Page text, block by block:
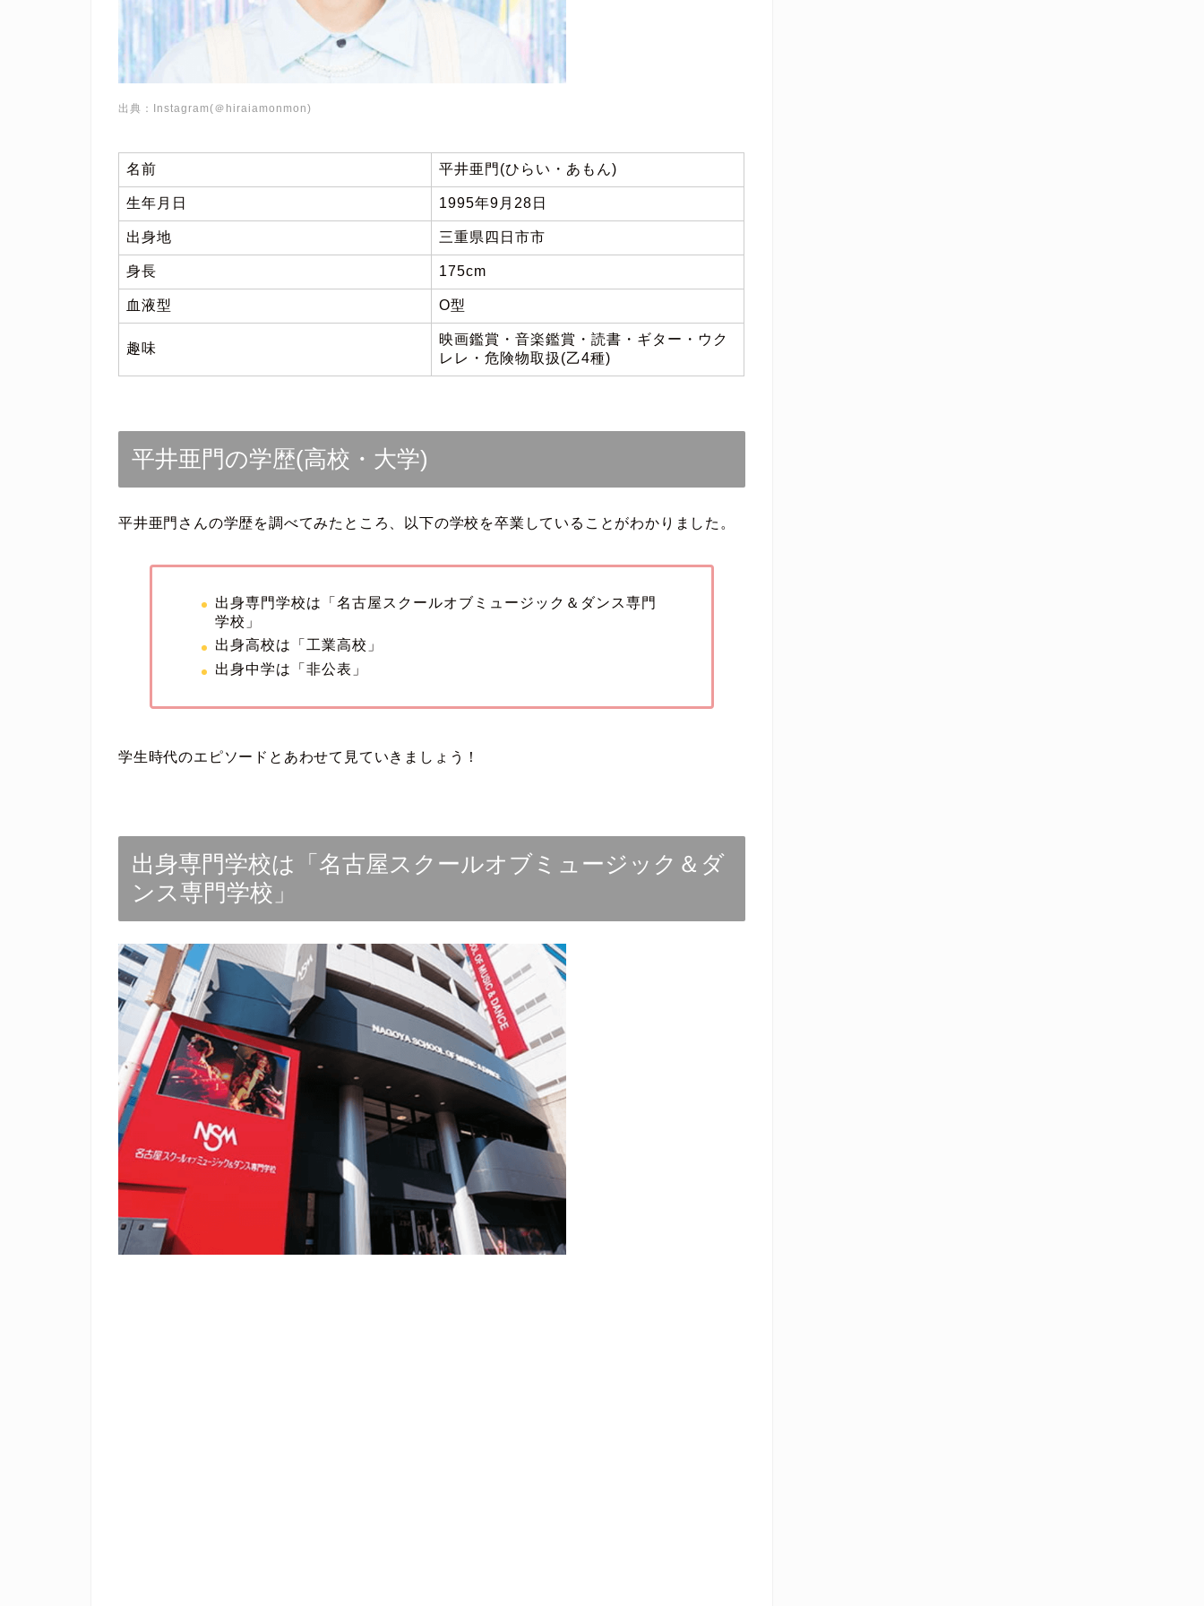
出典：Instagram(＠hiraiamonmon)
名前 平井亜門(ひらい・あもん)
生年月日 1995年9月28日
出身地 三重県四日市市
身長 175cm
血液型 O型
趣味
映画鑑賞・音楽鑑賞・読書・ギター・ウク
レレ・危険物取扱(乙4種)
平井亜門の学歴(高校・大学)
平井亜門さんの学歴を調べてみたところ、以下の学校を卒業していることがわかりました。
出身専門学校は「名古屋スクールオブミュージック＆ダンス専門
学校」
出身高校は「工業高校」
出身中学は「非公表」
学生時代のエピソードとあわせて見ていきましょう！
出身専門学校は「名古屋スクールオブミュージック＆ダ
ンス専門学校」